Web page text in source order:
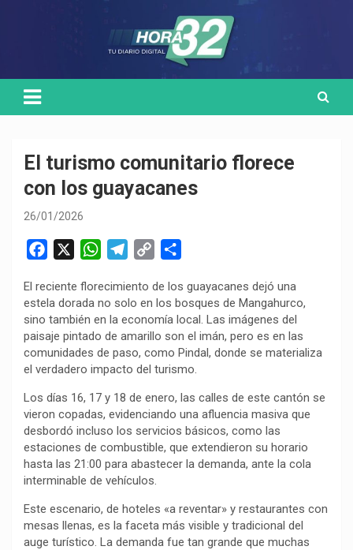
El turismo comunitario florece
con los guayacanes
26/01/2026
c
e
b
o
o
k
W
a
t
s
A
p
p
l
e
g
r
a
m
p
y
L
i
n
k
m
p
a
r
t
i
r
El reciente florecimiento de los guayacanes dejó una
estela dorada no solo en los bosques de Mangahurco,
sino también en la economía local. Las imágenes del
paisaje pintado de amarillo son el imán, pero es en las
comunidades de paso, como Pindal, donde se materializa
el verdadero impacto del turismo.
Los días 16, 17 y 18 de enero, las calles de este cantón se
vieron copadas, evidenciando una afluencia masiva que
desbordó incluso los servicios básicos, como las
estaciones de combustible, que extendieron su horario
hasta las 21:00 para abastecer la demanda, ante la cola
interminable de vehículos.
Este escenario, de hoteles «a reventar» y restaurantes con
mesas llenas, es la faceta más visible y tradicional del
auge turístico. La demanda fue tan grande que muchas